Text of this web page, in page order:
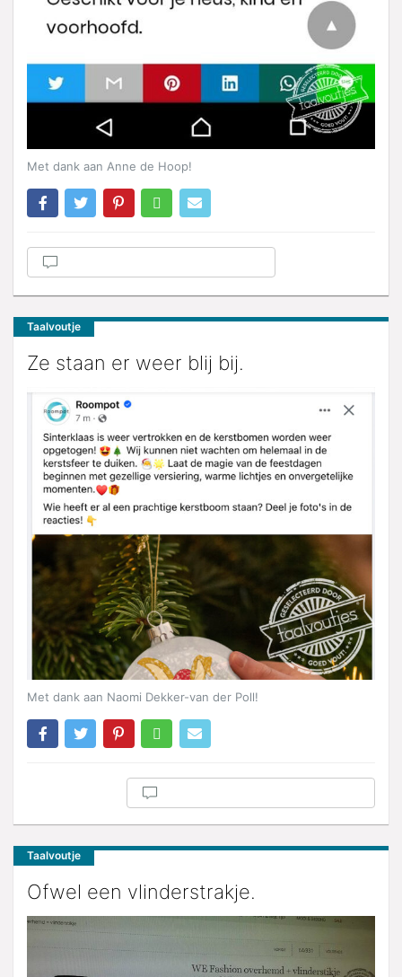
Met dank aan Anne de Hoop!
Taalvoutje
Ze staan er weer blij bij.
Met dank aan Naomi Dekker-van der Poll!
Taalvoutje
Ofwel een vlinderstrakje.